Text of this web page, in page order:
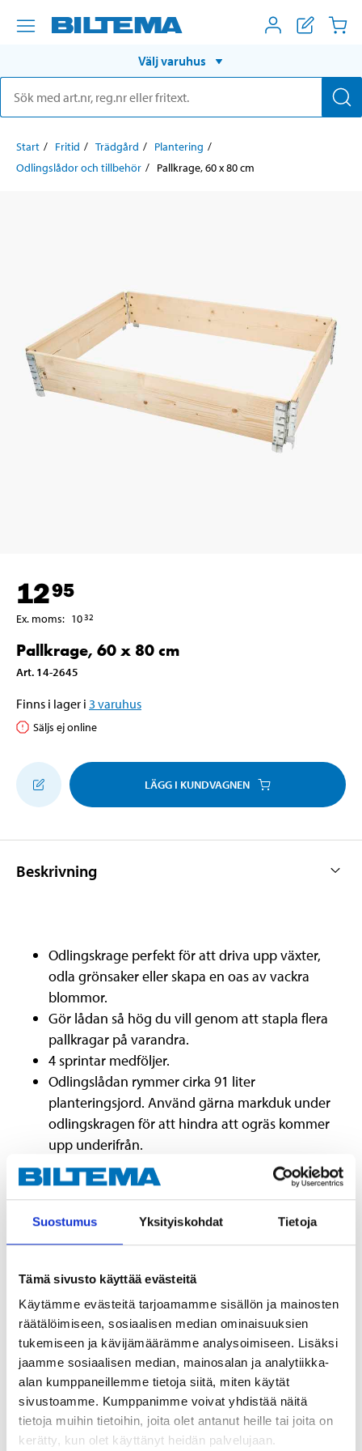
Suostumus Yksityiskohdat Tietoja
Tämä sivusto käyttää evästeitä
Käytämme evästeitä tarjoamamme sisällön ja mainosten
räätälöimiseen, sosiaalisen median ominaisuuksien
tukemiseen ja kävijämäärämme analysoimiseen. Lisäksi
jaamme sosiaalisen median, mainosalan ja analytiikka-
alan kumppaneillemme tietoja siitä, miten käytät
sivustoamme. Kumppanimme voivat yhdistää näitä
tietoja muihin tietoihin, joita olet antanut heille tai joita on
kerätty, kun olet käyttänyt heidän palvelujaan.
Välj varuhus
Start Fritid Trädgård
Plantering
Odlingslådor och tillbehör
Pallkrage, 60 x 80 cm
1295
Ex. moms: 1032
Pallkrage, 60 x 80 cm
Art. 14-2645
Finns i lager i 3 varuhus
Säljs ej online
LÄGG I KUNDVAGNEN
Beskrivning
Odlingskrage perfekt för att driva upp växter,
odla grönsaker eller skapa en oas av vackra
blommor.
Gör lådan så hög du vill genom att stapla flera
pallkragar på varandra.
4 sprintar medföljer.
Odlingslådan rymmer cirka 91 liter
planteringsjord. Använd gärna markduk under
odlingskragen för att hindra att ogräs kommer
upp underifrån.
Färg
Storlek
Halvpall
Längd
60 cm
Bredd
80 cm
19,5 cm
Tjocklek
1,5 cm